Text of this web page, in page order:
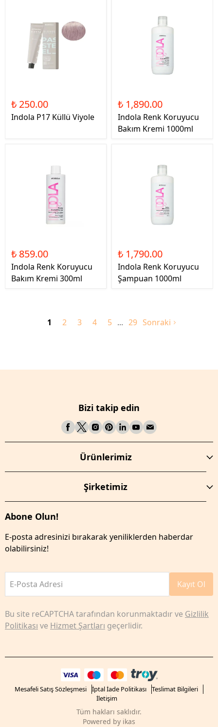
₺ 250.00
Indola P17 Küllü Viyole
₺ 1,890.00
Indola Renk Koruyucu
Bakım Kremi 1000ml
₺ 859.00
Indola Renk Koruyucu
Bakım Kremi 300ml
₺ 1,790.00
Indola Renk Koruyucu
Şampuan 1000ml
1 2 3 4 5 29 Sonraki
Bizi takip edin
Ürünlerimiz
Şirketimiz
Abone Olun!
E-posta adresinizi bırakarak yeniliklerden haberdar
olabilirsiniz!
E-Posta Adresi Kayıt Ol
Bu site reCAPTCHA tarafından korunmaktadır ve Gizlilik
Politikası ve Hizmet Şartları geçerlidir.
Mesafeli Satış Sözleşmesi İptal İade Politikası
Teslimat Bilgileri
İletişim
Tüm hakları saklıdır.
Powered by ikas